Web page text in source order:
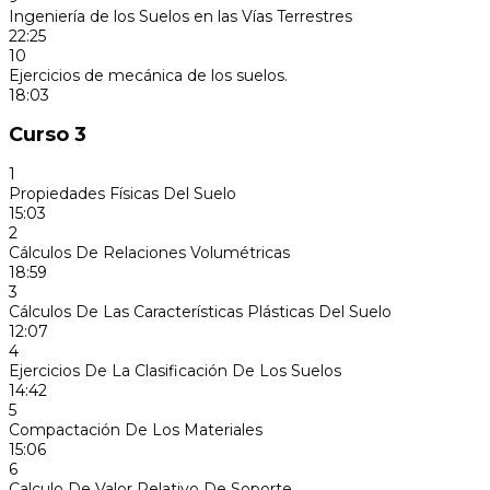
Ingeniería de los Suelos en las Vías Terrestres
22:25
10
Ejercicios de mecánica de los suelos.
18:03
Curso 3
1
Propiedades Físicas Del Suelo
15:03
2
Cálculos De Relaciones Volumétricas
18:59
3
Cálculos De Las Características Plásticas Del Suelo
12:07
4
Ejercicios De La Clasificación De Los Suelos
14:42
5
Compactación De Los Materiales
15:06
6